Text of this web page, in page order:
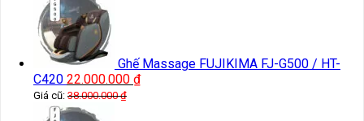
Ghế Massage FUJIKIMA FJ-G500 / HT-
C420 22.000.000 ₫
Giá cũ: 38.000.000₫